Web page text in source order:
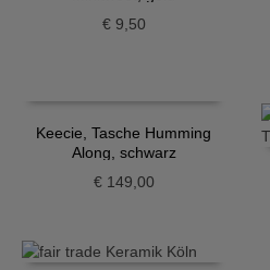
€9,50
Keecie, Tasche Humming
Along, schwarz
€149,00